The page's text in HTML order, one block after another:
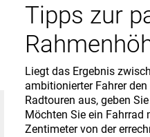
Tipps zur
Liegt das Ergebnis
ambitionierter Fahrer
Radtouren aus, geben
Möchten Sie ein Fahrrad
Zentimeter von der